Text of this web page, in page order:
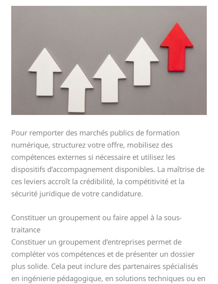
Pour remporter des marchés publics de formation
numérique, structurez votre offre, mobilisez des
compétences externes si nécessaire et utilisez les
dispositifs d’accompagnement disponibles. La maîtrise de
ces leviers accroît la crédibilité, la compétitivité et la
sécurité juridique de votre candidature.
Constituer un groupement ou faire appel à la sous-
traitance
Constituer un groupement d’entreprises permet de
compléter vos compétences et de présenter un dossier
plus solide. Cela peut inclure des partenaires spécialisés
en ingénierie pédagogique, en solutions techniques ou en